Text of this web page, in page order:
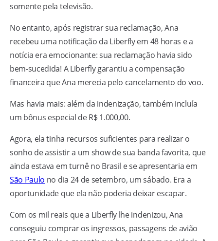
somente pela televisão.
No entanto, após registrar sua reclamação, Ana
recebeu uma notificação da Liberfly em 48 horas e a
notícia era emocionante: sua reclamação havia sido
bem-sucedida! A Liberfly garantiu a compensação
financeira que Ana merecia pelo cancelamento do voo.
Mas havia mais: além da indenização, também incluía
um bônus especial de R$ 1.000,00.
Agora, ela tinha recursos suficientes para realizar o
sonho de assistir a um show de sua banda favorita, que
ainda estava em turnê no Brasil e se apresentaria em
São Paulo no dia 24 de setembro, um sábado. Era a
oportunidade que ela não poderia deixar escapar.
Com os mil reais que a Liberfly lhe indenizou, Ana
conseguiu comprar os ingressos, passagens de avião